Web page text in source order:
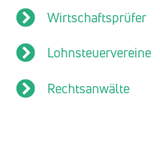
Wirtschaftsprüfer
Lohnsteuervereine
Rechtsanwälte